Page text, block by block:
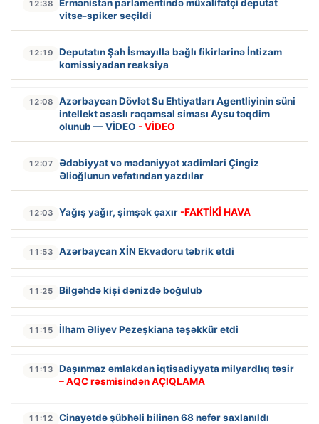
12:38
Ermənistan parlamentində müxalifətçi deputat
vitse-spiker seçildi
12:19
Deputatın Şah İsmayılla bağlı fikirlərinə İntizam
komissiyadan reaksiya
12:08
Azərbaycan Dövlət Su Ehtiyatları Agentliyinin süni
intellekt əsaslı rəqəmsal siması Aysu təqdim
olunub — VİDEO - VİDEO
12:07
Ədəbiyyat və mədəniyyət xadimləri Çingiz
Əlioğlunun vəfatından yazdılar
12:03 Yağış yağır, şimşək çaxır -FAKTİKİ HAVA
11:53 Azərbaycan XİN Ekvadoru təbrik etdi
11:25 Bilgəhdə kişi dənizdə boğulub
11:15 İlham Əliyev Pezeşkiana təşəkkür etdi
11:13
Daşınmaz əmlakdan iqtisadiyyata milyardlıq təsir
– AQC rəsmisindən AÇIQLAMA
11:12 Cinayətdə şübhəli bilinən 68 nəfər saxlanıldı